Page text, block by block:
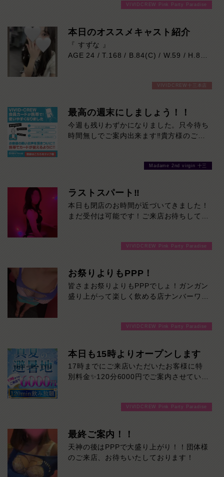
きます！是非ご来店お待ちしております！
VIVIDCREW Pink Party Paradise
本日のオススメキャスト紹介
『 すずな 』
AGE 24 / T.168 / B.84(C) / W.59 / H.86
おっとりとした癒し系の女の子です。
業界未経験で少し緊張気味ではありますが
一生懸命に向き合おうとする姿が、守って
あげたくなる可愛さ。
たい方に、ぜひおすすめです。
VIVIDCREW十三本店
最高の週末にしましょう！！
今週も残りわずかになりました。只今待ち
時間無しでご案内出来ます‼貴方様のご来
Madame 2nd virgin 十三
ラストスパート‼
本日も閉店のお時間が近づいてきました！
まだ受付は可能です！ご来店お待ちしてお
VIVIDCREW Pink Party Paradise
お祭りよりもPPP！
皆さまお祭りよりもPPPでしょ！ガンガン
盛り上がって楽しく飲める店ナンバーワン
VIVIDCREW Pink Party Paradise
本日も15時よりオープンします
17時までにご来店いただいたお客様に特
別料金✨120分6000円でご案内させていた
VIVIDCREW Pink Party Paradise
最終ご案内！！
天神の後はPPPで大盛り上がり！！団体様
のご来店、お待ちいたしております！